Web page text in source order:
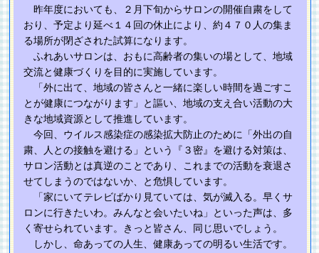
昨年度においても、２月下旬からサロンの開催自粛をして
おり、予定より延べ１４回の休止により、約４７０人の集ま
る場所が閉ざされた試算になります。
ふれあいサロンは、おもに高齢者の集いの場として、地域
交流と健康づくりを目的に実施しています。
「外に出て、地域の皆さんと一緒に楽しい時間を過ごすこ
とが健康につながります」と謳い、地域の支え合い活動の大
きな地域資源として推進しています。
今回、ウイルス感染症の感染拡大防止のために「外出の自
粛、人との接触を避ける」という『３密』を避ける対策は、
サロン活動とは真逆のことであり、これまでの活動を衰退さ
せてしまうのではないか、と危惧しています。
「家にいてテレビばかり見ていては、気が滅入る。早くサ
ロンに行きたいわ。みんなと会いたいね」といった声は、多
く寄せられています。きっと皆さん、同じ思いでしょう。
しかし、命あっての人生、健康あっての明るい生活です。